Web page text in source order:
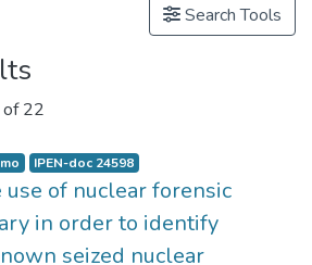
Search Tools
22
IPEN-doc 24598
use of nuclear forensic
in order to identify
seized nuclear